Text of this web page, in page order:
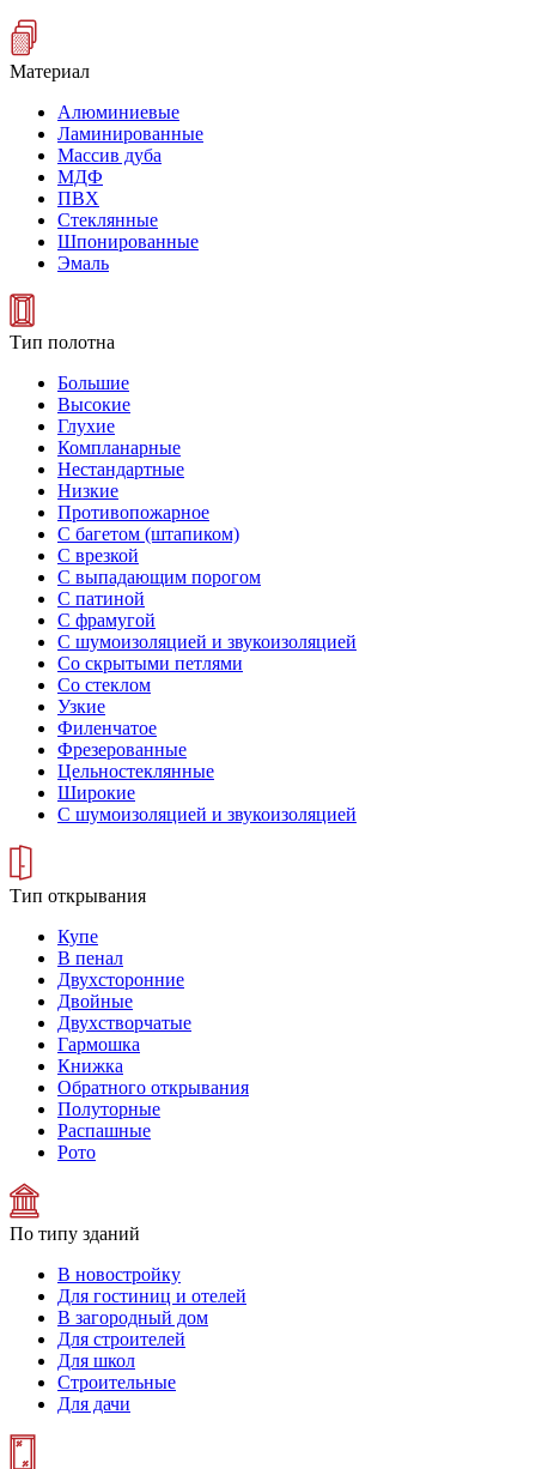
Материал
Алюминиевые
Ламинированные
Массив дуба
МДФ
ПВХ
Стеклянные
Шпонированные
Эмаль
Тип полотна
Большие
Высокие
Глухие
Компланарные
Нестандартные
Низкие
Противопожарное
С багетом (штапиком)
С врезкой
С выпадающим порогом
С патиной
С фрамугой
С шумоизоляцией и звукоизоляцией
Со скрытыми петлями
Со стеклом
Узкие
Филенчатое
Фрезерованные
Цельностеклянные
Широкие
С шумоизоляцией и звукоизоляцией
Тип открывания
Купе
В пенал
Двухсторонние
Двойные
Двухстворчатые
Гармошка
Книжка
Обратного открывания
Полуторные
Распашные
Рото
По типу зданий
В новостройку
Для гостиниц и отелей
В загородный дом
Для строителей
Для школ
Строительные
Для дачи